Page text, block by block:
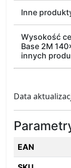
Inne
Wysokość
Base 2M
innych
Data
EAN